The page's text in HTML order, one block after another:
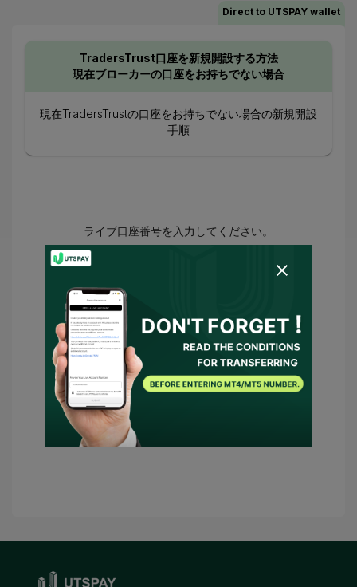
Direct to UTSPAY wallet
TradersTrust口座を新規開設する方法
現在ブローカーの口座をお持ちでない場合
現在TradersTrustの口座をお持ちでない場合の新規開設
手順
ライブ口座番号を入力してください。
あなたは以下に同意しました：
よび プライバシーポリシー および
UTSPAYが私の代理人として、または私に
代わってブローカーへ連絡することに同意
します。必要な条件がある場合、UTSPAY
は私のアドバイザーとして見なされます。